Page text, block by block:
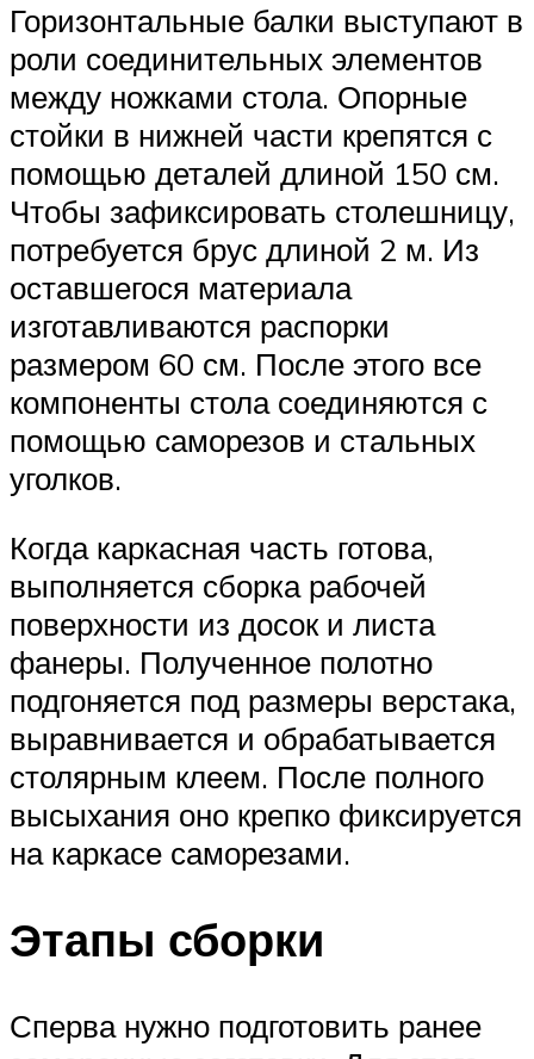
Горизонтальные балки выступают в
роли соединительных элементов
между ножками стола. Опорные
стойки в нижней части крепятся с
помощью деталей длиной 150 см.
Чтобы зафиксировать столешницу,
потребуется брус длиной 2 м. Из
оставшегося материала
изготавливаются распорки
размером 60 см. После этого все
компоненты стола соединяются с
помощью саморезов и стальных
уголков.
Когда каркасная часть готова,
выполняется сборка рабочей
поверхности из досок и листа
фанеры. Полученное полотно
подгоняется под размеры верстака,
выравнивается и обрабатывается
столярным клеем. После полного
высыхания оно крепко фиксируется
на каркасе саморезами.
Этапы сборки
Сперва нужно подготовить ранее